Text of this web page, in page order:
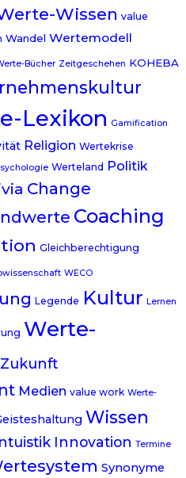
Wissen value
Wandel Wertemodell
Bücher Zeitgeschehen KOHEBA
Lexikon Gamification
Religion Wertekrise
Werteland Politik
Change
Coaching
Gleichberechtigung
WECO
Legende Kultur Lernen
Werte-
Zukunft
Medien value work Werte-
Wissen
Innovation Termine
Synonyme